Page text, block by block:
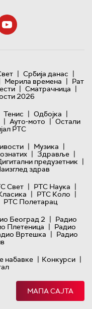
| Србија данас |
Мерила времена | Рат
| Сматрачница |
2026
Тенис | Одбојка |
| Ауто-мото | Остали
РТС
| Музика |
| Здравље |
предузетник |
здрав
Свет | РТС Наука |
| РТС Коло |
РТС Полетарац
Београд 2 | Радио
Плетеница | Радио
Вртешка | Радио
набавке | Конкурси |
МАПА САЈТА